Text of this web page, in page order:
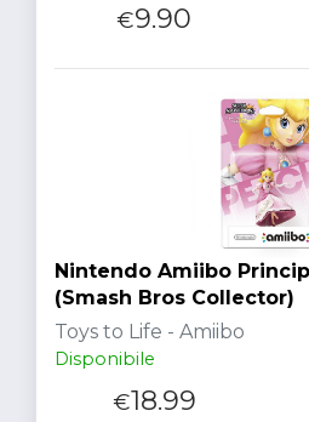
€9.90
Nintendo Amiibo
(Smash Bros Collector)
Toys to Life - Amiibo
Disponibile
€18.99